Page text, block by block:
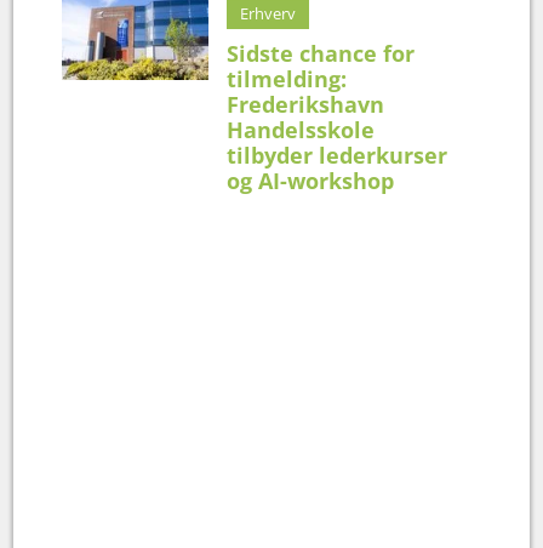
Erhverv
Sidste chance for
tilmelding:
Frederikshavn
Handelsskole
tilbyder lederkurser
og AI-workshop